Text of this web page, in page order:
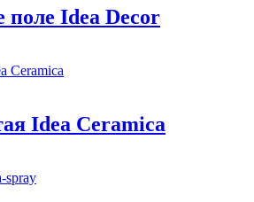
Idea Decor
Idea Ceramica